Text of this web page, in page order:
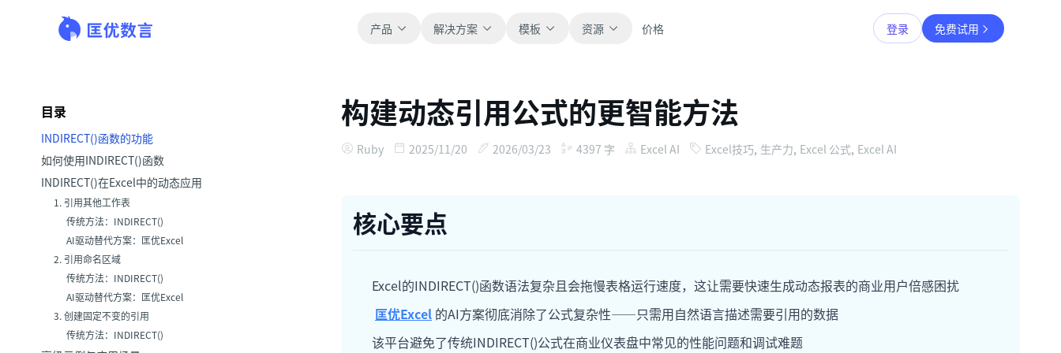
产品 解决方案 模板
全部
浏览全部可直接使用的表格模板。
运营
支持销售管道、目标、预测和营收跟踪。
资源
博客
获取产品更新、案例和工作流灵感。
用于分析、报表和清洗的实用提示词。
价格 登录 免费试用
目录
INDIRECT()函数的功能
如何使用INDIRECT()函数
INDIRECT()在Excel中的动态应用
1. 引用其他工作表
传统方法：INDIRECT()
AI驱动替代方案：匡优Excel
2. 引用命名区域
传统方法：INDIRECT()
AI驱动替代方案：匡优Excel
3. 创建固定不变的引用
传统方法：INDIRECT()
构建动态引用公式的更智能方法
Ruby 2025/11/20 2026/03/23 4397 字 Excel AI Excel技巧, 生产力, Excel 公式, Excel AI
核心要点
Excel的INDIRECT()函数语法复杂且会拖慢表格运行速度，这让需要快速生成动态报表的商业用户倍感困扰
匡优Excel 的AI方案彻底消除了公式复杂性——只需用自然语言描述需要引用的数据
该平台避免了传统INDIRECT()公式在商业仪表盘中常见的性能问题和调试难题